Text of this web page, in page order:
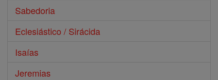
Sabedoria
Eclesiástico / Sirácida
Isaías
Jeremias